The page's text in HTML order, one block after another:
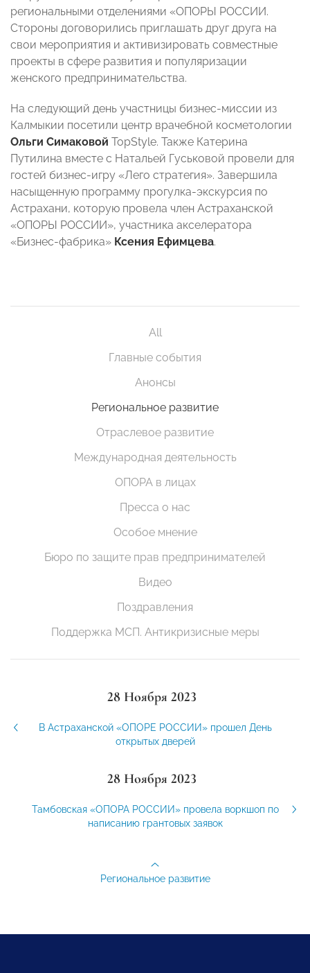
региональными отделениями «ОПОРЫ РОССИИ.
Стороны договорились приглашать друг друга на
свои мероприятия и активизировать совместные
проекты в сфере развития и популяризации
женского предпринимательства.
На следующий день участницы бизнес-миссии из
Калмыкии посетили центр врачебной косметологии
Ольги Симаковой TopStyle. Также Катерина
Путилина вместе с Натальей Гуськовой провели для
гостей бизнес-игру «Лего стратегия». Завершила
насыщенную программу прогулка-экскурсия по
Астрахани, которую провела член Астраханской
«ОПОРЫ РОССИИ», участника акселератора
«Бизнес-фабрика» Ксения Ефимцева.
All
Главные события
Анонсы
Региональное развитие
Отраслевое развитие
Международная деятельность
ОПОРА в лицах
Пресса о нас
Особое мнение
Бюро по защите прав предпринимателей
Видео
Поздравления
Поддержка МСП. Антикризисные меры
28 Ноября 2023
В Астраханской «ОПОРЕ РОССИИ» прошел День
открытых дверей
28 Ноября 2023
Тамбовская «ОПОРА РОССИИ» провела воркшоп по
написанию грантовых заявок
Региональное развитие